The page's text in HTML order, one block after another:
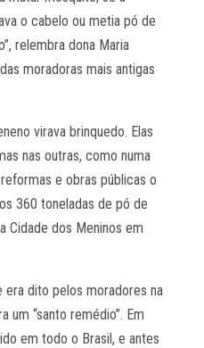
o cabelo ou metia pó de
relembra dona Maria
moradoras mais antigas
virava brinquedo. Elas
nas outras, como numa
e obras públicas o
360 toneladas de pó de
Cidade dos Meninos em
dito pelos moradores na
um “santo remédio”. Em
em todo o Brasil, e antes